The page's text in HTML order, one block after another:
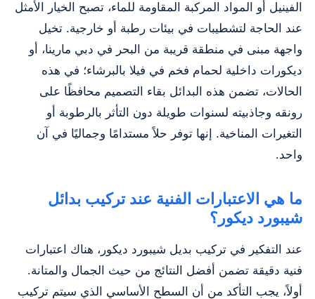
الفينيل أو المواد المركبة المقاومة للماء، تصبح الخيار الأمثل
عند الحاجة لتشطيبات في بيئات رطبة أو خارجية. تخيل
واجهة مبنى في منطقة قريبة من البحر في دبي مارينا، أو
ديكورات داخلية لحمام فخم في فيلا بالبرشاء؛ في هذه
الحالات، تضمن هذه البدائل بقاء التصميم محافظًا على
رونقه وجاذبيته لسنوات طويلة دون التأثر بالرطوبة أو
التغيرات المناخية. إنها توفر حلاً مستدامًا وجماليًا في آن
واحد.
ما هي الاعتبارات الفنية عند تركيب بدائل
شيبورد ديكور؟
عند التفكير في تركيب بديل شيبورد ديكور، هناك اعتبارات
فنية دقيقة تضمن أفضل النتائج من حيث الجمال والمتانة.
أولاً، يجب التأكد من أن السطح الأساسي الذي سيتم تركيب